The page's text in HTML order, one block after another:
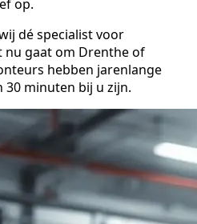
op.
dé specialist voor
gaat om Drenthe of
hebben jarenlange
minuten bij u zijn.